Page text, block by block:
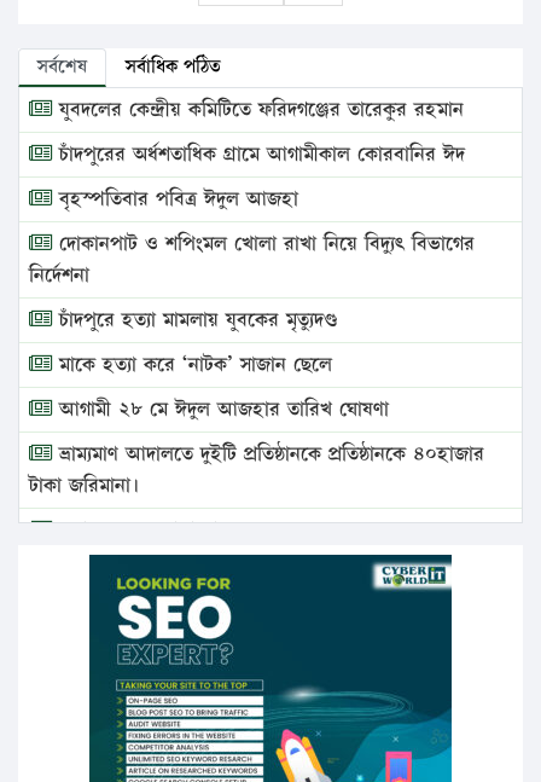
সর্বশেষ সর্বাধিক পঠিত
যুবদলের কেন্দ্রীয় কমিটিতে ফরিদগঞ্জের তারেকুর রহমান
চাঁদপুরের অর্ধশতাধিক গ্রামে আগামীকাল কোরবানির ঈদ
বৃহস্পতিবার পবিত্র ঈদুল আজহা
দোকানপাট ও শপিংমল খোলা রাখা নিয়ে বিদ্যুৎ বিভাগের
নির্দেশনা
চাঁদপুরে হত্যা মামলায় যুবকের মৃত্যুদণ্ড
মাকে হত্যা করে ‘নাটক’ সাজান ছেলে
আগামী ২৮ মে ঈদুল আজহার তারিখ ঘোষণা
ভ্রাম্যমাণ আদালতে দুইটি প্রতিষ্ঠানকে প্রতিষ্ঠানকে ৪০হাজার
টাকা জরিমানা।
এবার লঞ্চের ভাড়া বাড়ল
১৭ থেকে ২১ শতাংশ বিদ্যুতের দাম বাড়ানোর প্রস্তাব পিডিবির
১৬ মে চাঁদপুর ও ২৫ মে ফেনী সফরে যাবেন প্রধানমন্ত্রী
উচ্চশিক্ষায় গৌরবময় অর্জন: পূর্ণ স্কলারশিপে যুক্তরাষ্ট্রে
পিএইচডি করছেন কুয়েটের কৃতি…
সারা দেশে বজ্রাঘাতে ১৪ জনের প্রাণহানি